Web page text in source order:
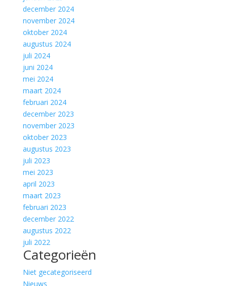
december 2024
november 2024
oktober 2024
augustus 2024
juli 2024
juni 2024
mei 2024
maart 2024
februari 2024
december 2023
november 2023
oktober 2023
augustus 2023
juli 2023
mei 2023
april 2023
maart 2023
februari 2023
december 2022
augustus 2022
juli 2022
Categorieën
Niet gecategoriseerd
Nieuws